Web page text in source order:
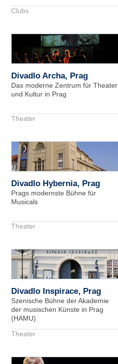
Clubs
Divadlo Archa, Prag
Das moderne Zentrum für Theater
und Kultur in Prag
Theater
Divadlo Hybernia, Prag
Prags modernste Bühne für
Musicals
Theater
Divadlo Inspirace, Prag
Szenische Bühne der Akademie
der musischen Künste in Prag
(HAMU)
Theater